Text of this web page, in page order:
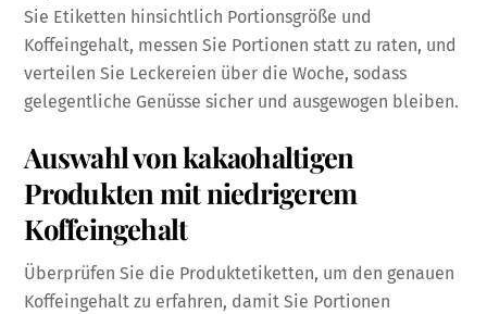
Sie Etiketten hinsichtlich Portionsgröße und
Koffeingehalt, messen Sie Portionen statt zu raten, und
verteilen Sie Leckereien über die Woche, sodass
gelegentliche Genüsse sicher und ausgewogen bleiben.
Auswahl von kakaohaltigen
Produkten mit niedrigerem
Koffeingehalt
Überprüfen Sie die Produktetiketten, um den genauen
Koffeingehalt zu erfahren, damit Sie Portionen